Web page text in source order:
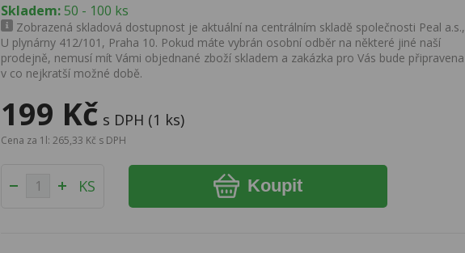
Skladem:50 - 100 ks
Zobrazená skladová dostupnost je aktuální na centrálním skladě společnosti Peal a.s.,
U plynárny 412/101, Praha 10. Pokud máte vybrán osobní odběr na některé jiné naší
prodejně, nemusí mít Vámi objednané zboží skladem a zakázka pro Vás bude připravena
v co nejkratší možné době.
199 Kč s DPH (1 ks)
Cena za 1l: 265,33 Kč s DPH
KS Koupit